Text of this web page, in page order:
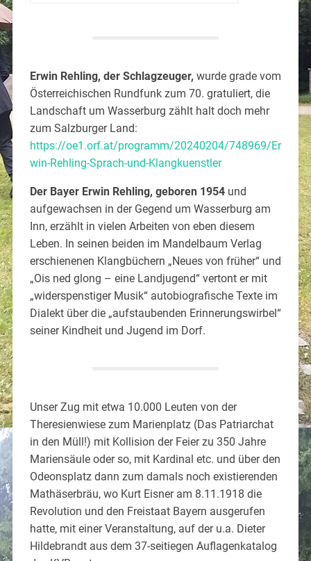
Erwin Rehling, der Schlagzeuger, wurde grade vom
Österreichischen Rundfunk zum 70. gratuliert, die
Landschaft um Wasserburg zählt halt doch mehr
zum Salzburger Land:
https://oe1.orf.at/programm/20240204/748969/Er
win-Rehling-Sprach-und-Klangkuenstler
Der Bayer Erwin Rehling, geboren 1954und
aufgewachsen in der Gegend um Wasserburg am
Inn, erzählt in vielen Arbeiten von eben diesem
Leben. In seinen beiden im Mandelbaum Verlag
erschienenen Klangbüchern „Neues von früher“ und
„Ois ned glong – eine Landjugend“ vertont er mit
„widerspenstiger Musik“ autobiografische Texte im
Dialekt über die „aufstaubenden Erinnerungswirbel“
seiner Kindheit und Jugend im Dorf.
Unser Zug mit etwa 10.000 Leuten von der
Theresienwiese zum Marienplatz (Das Patriarchat
in den Müll!) mit Kollision der Feier zu 350 Jahre
Mariensäule oder so, mit Kardinal etc. und über den
Odeonsplatz dann zum damals noch existierenden
Mathäserbräu, wo Kurt Eisner am 8.11.1918 die
Revolution und den Freistaat Bayern ausgerufen
hatte, mit einer Veranstaltung, auf der u.a. Dieter
Hildebrandt aus dem 37-seitiegen Auflagenkatalog